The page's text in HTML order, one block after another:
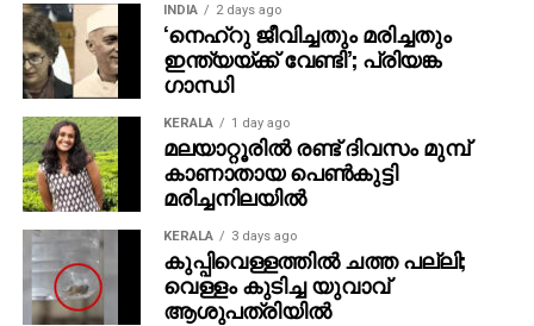
ഈ സ്ലോട്ട് മറ്റു വിമാനക്കമ്പനികള്‍ക്ക് നല്‍കും.
ഫെസ്റ്റിവല്‍ സമയത്ത് ഈ തീരുമാനം ഇന്‍ഡിഗോക്ക്
വലിയ തിരിച്ചടിയാണ്. പ്രതിസന്ധി ഉണ്ടായതില്‍
സര്‍ക്കാരിനെ ഡല്‍ഹി ഹൈക്കോടതി വിമര്‍ശിച്ചു. പ്രശ്നം
പരിഹരിക്കാന്‍ സ്വീകരിച്ച നടപടികള്‍ കോടതിയെ
അറിയിക്കണമെന്ന് ആവശ്യപ്പെട്ടു. വിമാന ടിക്കറ്റുകളുടെ
കുത്തനെയുള്ള വര്‍ദ്ധനവിനെയും കോടതി വിമര്‍ശിച്ചു.
INDIA 2 days ago
‘നെഹ്റു ജീവിച്ചതും മരിച്ചതും
ഇന്ത്യയ്ക്ക് വേണ്ടി’; പ്രിയങ്ക
ഗാന്ധി
KERALA 1 day ago
മലയാറ്റൂരില്‍ രണ്ട് ദിവസം മുമ്പ്
കാണാതായ പെണ്‍കുട്ടി
മരിച്ചനിലയില്‍
KERALA 3 days ago
കുപ്പിവെള്ളത്തില്‍ ചത്ത പല്ലി;
വെള്ളം കുടിച്ച യുവാവ്
ആശുപത്രിയില്‍